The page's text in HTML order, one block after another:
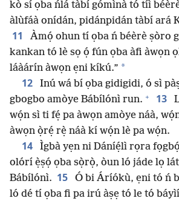
kò sí ọba ńlá tàbí gómìnà tó tíì
àlùfáà onídán, pidánpidán tàbí ará
11
Àmọ́ ohun tí ọba ń béèrè ṣòro
kankan tó lè sọ ọ́ fún ọba àfi àwọn
láàárín àwọn ẹni kíkú.” *
12
Inú wá bí ọba gidigidi, ó sì
gbogbo amòye Bábílónì run. + 13
wọ́n sì ti fẹ́ pa àwọn amòye náà,
àwọn ọ̀rẹ́ rẹ̀ náà kí wọ́n lè pa wọ́n.
14
Ìgbà yẹn ni Dáníẹ́lì rọra
olórí ẹ̀ṣọ́ ọba sọ̀rọ̀, òun ló jáde lọ
Bábílónì. 15
Ó bi Áríókù, ẹni tó ń
ló dé tí ọba fi pa irú àṣẹ tó le tó